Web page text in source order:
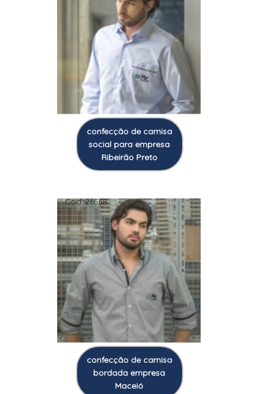
confecção de camisa
social para empresa
Ribeirão Preto
Cod.:26568
confecção de camisa
bordada empresa
Maceió